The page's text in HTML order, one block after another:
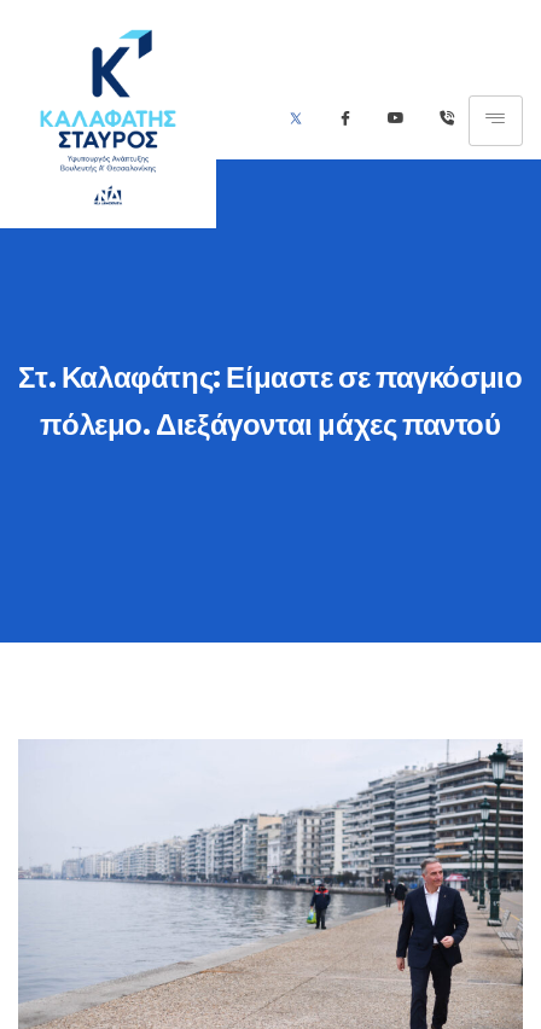
Στ. Καλαφάτης: Είμαστε σε παγκόσμιο
πόλεμο. Διεξάγονται μάχες παντού